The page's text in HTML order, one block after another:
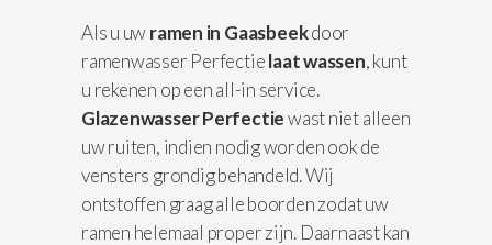
Als u uwramen in Gaasbeekdoor
ramenwasser Perfectielaat wassen, kunt
u rekenen op een all-in service.
Glazenwasser Perfectiewast niet alleen
uw ruiten, indien nodig worden ook de
vensters grondig behandeld. Wij
ontstoffen graag alle boorden zodat uw
ramen helemaal proper zijn. Daarnaast kan